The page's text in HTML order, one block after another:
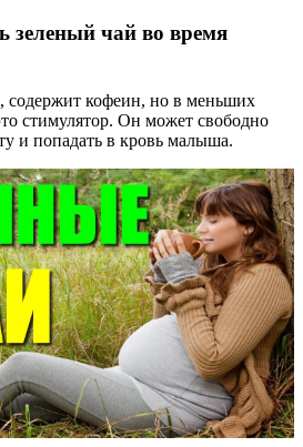
зеленый чай во время
содержит кофеин, но в меньших
стимулятор. Он может свободно
и попадать в кровь малыша.